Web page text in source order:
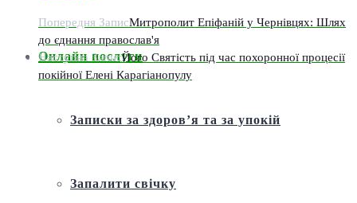
Онлайн послуги
Записки за здоров’я та за упокій
Запалити свічку
Попередня ЗаписМитрополит Епіфаній у Чернівцях: Шлях
до єднання православ'я
Наступна ЗаписЙого Святість під час похоронної процесії
покійної Елені Карагіанопулу